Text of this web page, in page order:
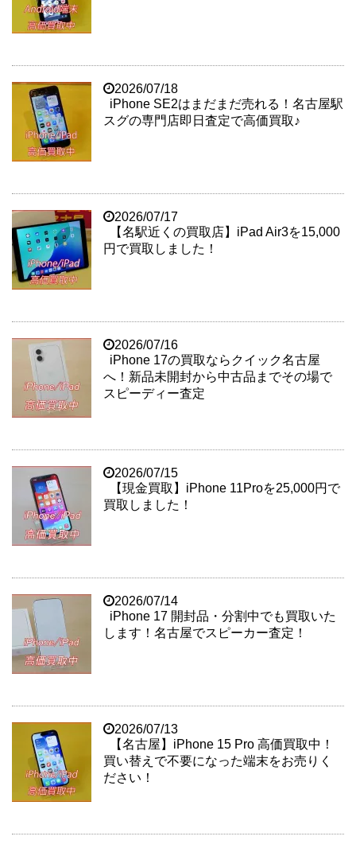
2026/07/18
iPhone SE2はまだまだ売れる！名古屋駅
スグの専門店即日査定で高価買取♪
2026/07/17
【名駅近くの買取店】iPad Air3を15,000
円で買取しました！
2026/07/16
iPhone 17の買取ならクイック名古屋
へ！新品未開封から中古品までその場で
スピーディー査定
2026/07/15
【現金買取】iPhone 11Proを25,000円で
買取しました！
2026/07/14
iPhone 17 開封品・分割中でも買取いた
します！名古屋でスピーカー査定！
2026/07/13
【名古屋】iPhone 15 Pro 高価買取中！
買い替えで不要になった端末をお売りく
ださい！